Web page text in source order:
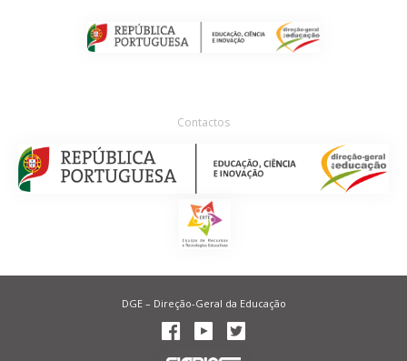
Contactos
DGE – Direção-Geral da Educação